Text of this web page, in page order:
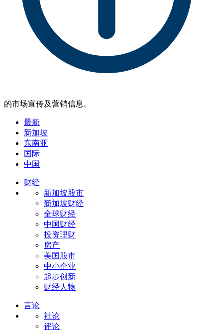
的市场宣传及营销信息。
最新
新加坡
东南亚
国际
中国
财经
新加坡股市
新加坡财经
全球财经
中国财经
投资理财
房产
美国股市
中小企业
起步创新
财经人物
言论
社论
评论